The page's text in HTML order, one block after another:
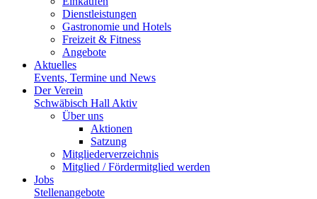
Dienstleistungen
Gastronomie und Hotels
Freizeit & Fitness
Angebote
Aktuelles
Events, Termine und News
Der Verein
Schwäbisch Hall Aktiv
Über uns
Aktionen
Satzung
Mitgliederverzeichnis
Mitglied / Fördermitglied werden
Jobs
Stellenangebote